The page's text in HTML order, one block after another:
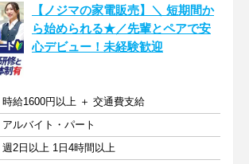
【ノジマの家電販売】＼ 短期間か
ら始められる★／先輩とペアで安
心デビュー！未経験歓迎
時給1600円以上 ＋ 交通費支給
アルバイト・パート
週2日以上 1日4時間以上